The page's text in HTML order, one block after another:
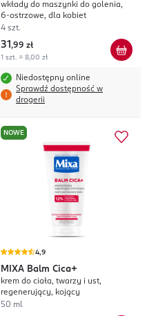
wkłady do maszynki do golenia,
6-ostrzowe, dla kobiet
4 szt.
31 ,99 zł
1 szt. = 8,00 zł
Niedostępny online
Sprawdź dostępność w
drogerii
NOWE
4,9
MIXA Balm Cica+
krem do ciała, twarzy i ust,
regenerujący, kojący
50 ml